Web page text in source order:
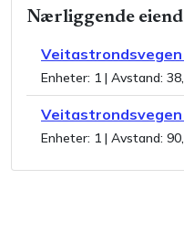
Nærliggende
Veitastrondsvegen
Enheter: 1 | Avstand:
Veitastrondsvegen
Enheter: 1 | Avstand: